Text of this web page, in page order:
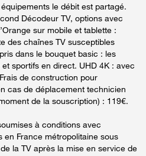
le débit est partagé.
Décodeur TV, options avec
sur mobile et tablette :
des chaînes TV susceptibles
dans le bouquet basic : les
sportifs en direct. UHD 4K : avec
de construction pour
cas de déplacement technicien
de la souscription) : 119€.
à conditions avec
en France métropolitaine sous
la TV après la mise en service de